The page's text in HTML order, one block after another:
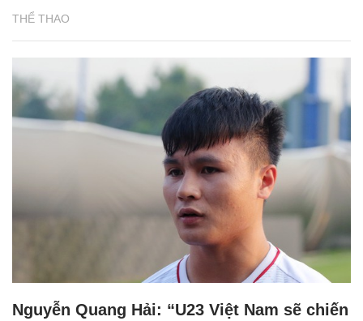
THỂ THAO
Nguyễn Quang Hải: “U23 Việt Nam sẽ chiến